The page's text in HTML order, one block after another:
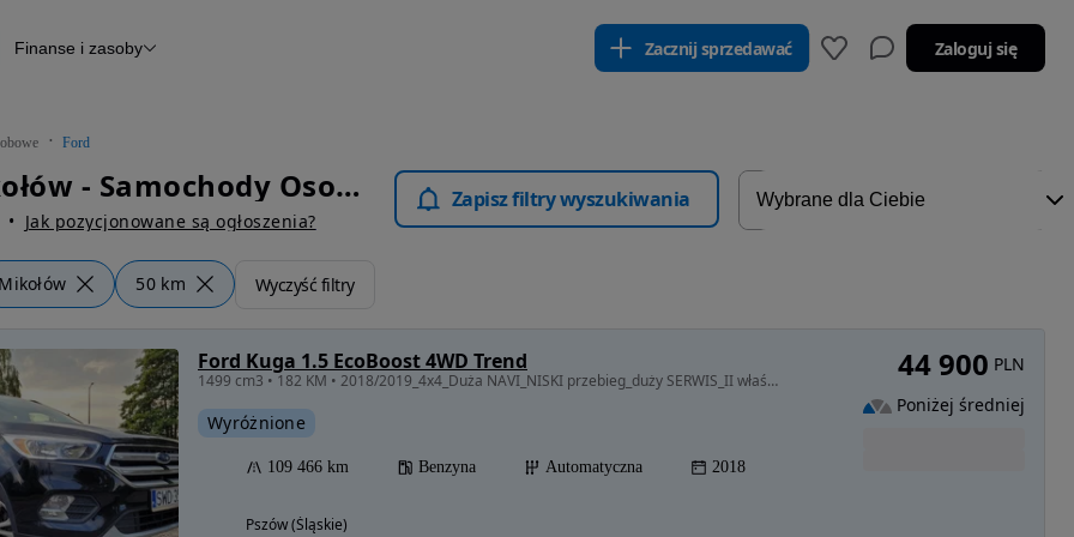
Raport z inspekcji
Otomoto News
Finanse i zasoby Zacznij sprzedawać Zaloguj się
Ford
Ford Mikołów - Samochody Osobowe
Jak pozycjonowane są ogłoszenia?
Zapisz filtry wyszukiwania
Mikołów 50 km Wyczyść filtry
Ford Kuga 1.5 EcoBoost 4WD Trend
1499 cm3 • 182 KM • 2018/2019_4x4_Duża NAVI_NISKI przebieg_duży SERWIS_II właściciel!
Wyróżnione
109 466 km Benzyna Automatyczna 2018
Pszów (Śląskie)
44 900 PLN
Poniżej średniej